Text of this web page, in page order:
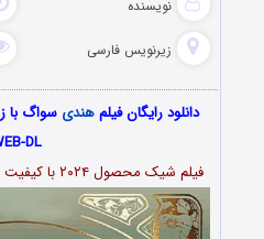
نویسنده
زیرنویس فارسی
دانلود رایگان فیلمهندی
DL
فیلم شیک محصول ۲۰۲۴ با کیفیت عالی 1080p & 720p & 480p